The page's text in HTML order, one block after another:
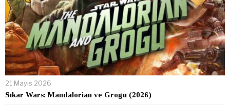
21 Mayıs 2026
Sıkar Wars: Mandalorian ve Grogu (2026)